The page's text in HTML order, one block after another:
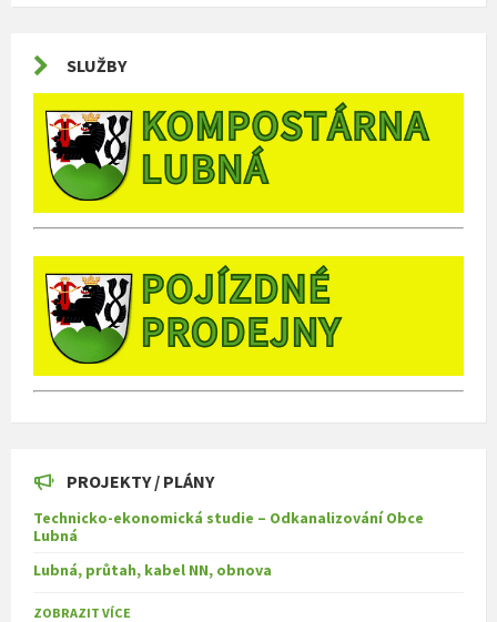
SLUŽBY
PROJEKTY / PLÁNY
Technicko-ekonomická studie – Odkanalizování Obce
Lubná
Lubná, průtah, kabel NN, obnova
ZOBRAZIT VÍCE